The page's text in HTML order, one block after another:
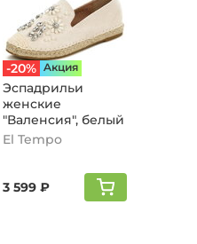
-20% Aкция
Эспадрильи
женские
"Валенсия", белый
El Tempo
3 599 ₽